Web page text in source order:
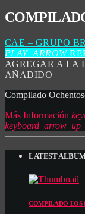
CAE – GRUPO
PLAY_ARROW
AGREGAR A LA
AÑADIDO
Compilado
Más Información
keyboard_arrow_up
LATEST
COMPILADO LOS